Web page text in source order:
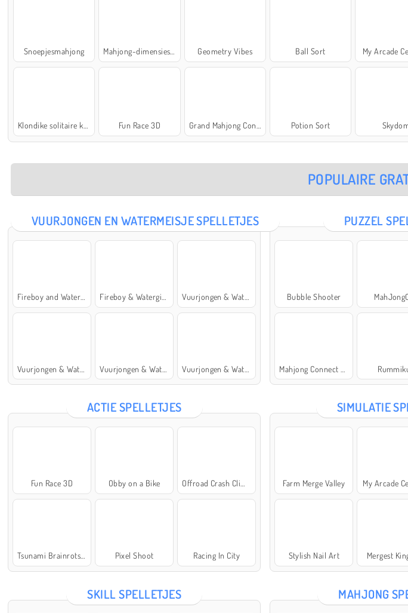
Snoepjesmahjong Mahjong-dimensies: 900 seconden Geometry Vibes Ball Sort My Arcade
Fun Race 3D Potion Sort
POPULAIRE
VUURJONGEN EN WATERMEISJE SPELLETJES PUZZEL
Bubble Shooter
ACTIE SPELLETJES
Fun Race 3D Obby on a Bike
Pixel Shoot Racing In City
SIMULATIE
Farm Merge Valley My Arcade
Stylish Nail Art Mergest
SKILL SPELLETJES MAHJONG